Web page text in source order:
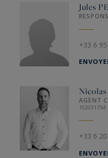
Jules
+33 6
Nicolas
AGENT
102031754
+33 6